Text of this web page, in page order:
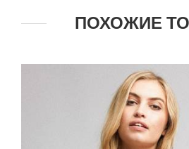
ПОХОЖИЕ